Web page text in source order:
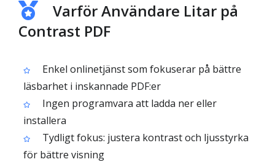
Varför Användare Litar på
Contrast PDF
Enkel onlinetjänst som fokuserar på bättre
läsbarhet i inskannade PDF:er
Ingen programvara att ladda ner eller
installera
Tydligt fokus: justera kontrast och ljusstyrka
för bättre visning